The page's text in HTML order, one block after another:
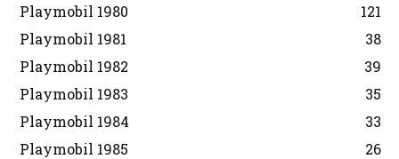
Playmobil 1980
121
Playmobil 1981
38
Playmobil 1982
39
Playmobil 1983
35
Playmobil 1984
33
Playmobil 1985
26